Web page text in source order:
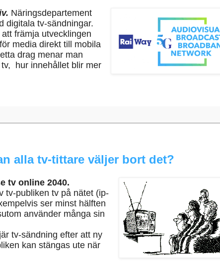
Näringsdepartement
digitala tv-sändningar.
främja utvecklingen
media direkt till mobila
drag menar man
hur innehållet blir mer
alla tv-tittare väljer bort det?
tv online 2040.
tv-publiken tv på nätet (ip-
ser minst hälften
använder många sin
tv-sändning efter att ny
kan stängas ute när